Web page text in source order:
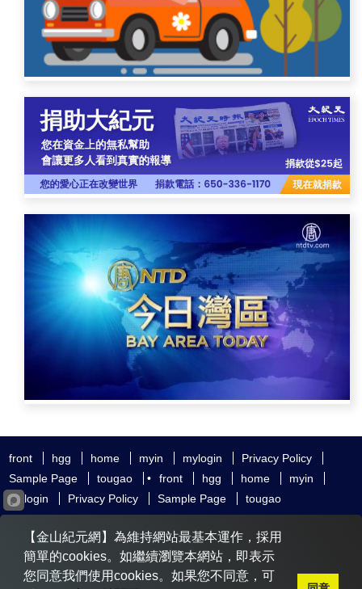
front hgg home myin mylogin
Privacy Policy
Sample Page
tougao • front hgg home
myin
mylogin
Privacy Policy Sample Page tougao
友好鏈接 追查國際 新唐人電視
神韻藝術團
大紀元時報
希望之聲 全球退黨服務中心 明慧網
無界網
【金山紀元網】為維持網站最基本運作，採用
簡單的cookies。如繼續瀏覽本網站，即表示
您同意我們使用cookies。如果您不同意，可